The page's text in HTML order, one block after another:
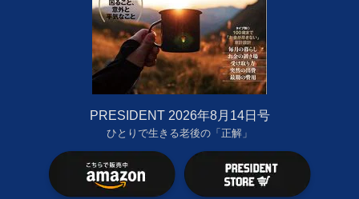
PRESIDENT 2026年8月14日号
ひとりで生きる老後の「正解」